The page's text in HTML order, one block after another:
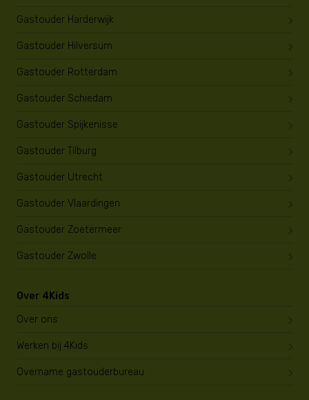
Gastouder Harderwijk
Gastouder Hilversum
Gastouder Rotterdam
Gastouder Schiedam
Gastouder Spijkenisse
Gastouder Tilburg
Gastouder Utrecht
Gastouder Vlaardingen
Gastouder Zoetermeer
Gastouder Zwolle
Over 4Kids
Over ons
Werken bij 4Kids
Overname gastouderbureau